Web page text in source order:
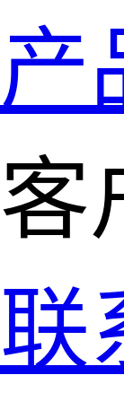
产
客
联